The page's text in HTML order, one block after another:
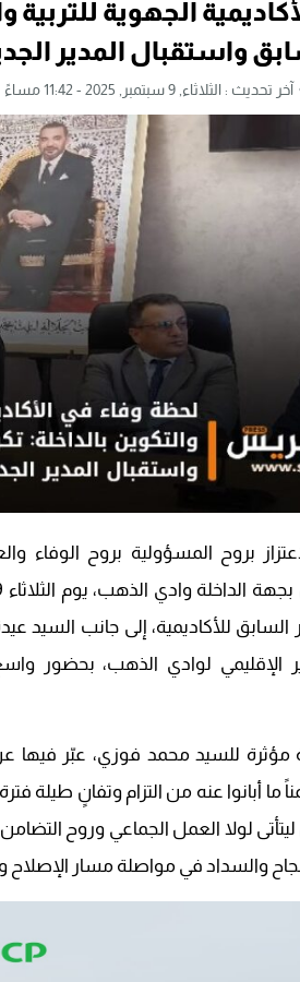
الجهوية للتربية
واستقبال المدير
آخر تحديث : الثلاثاء, 9 سبتمبر, 2025 - 11:42 مساءً
بروح المسؤولية بروح الوفاء
للأكاديمية، إلى جانب السيد
الإقليمي لوادي الذهب،
مؤثرة للسيد محمد فوزي، عبّر فيها
ما أبانوا عنه من التزام وتفانٍ طيلة
لولا العمل الجماعي وروح
والسداد في مواصلة مسار الإصلاح